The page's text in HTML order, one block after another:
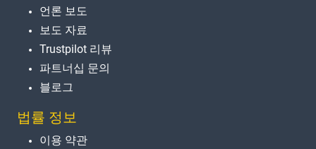
언론 보도
보도 자료
Trustpilot 리뷰
파트너십 문의
블로그
법률 정보
이용 약관